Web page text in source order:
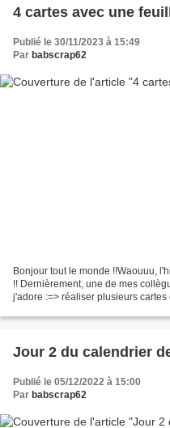
4 cartes avec une
Publié le 30/11/2023 à 15:49
Par babscrap62
Bonjour tout le monde !!Waouuu,
!! Dernièrement, une de mes
j'adore :=> réaliser plusieurs
Jour 2 du calendrier
Publié le 05/12/2022 à 15:00
Par babscrap62